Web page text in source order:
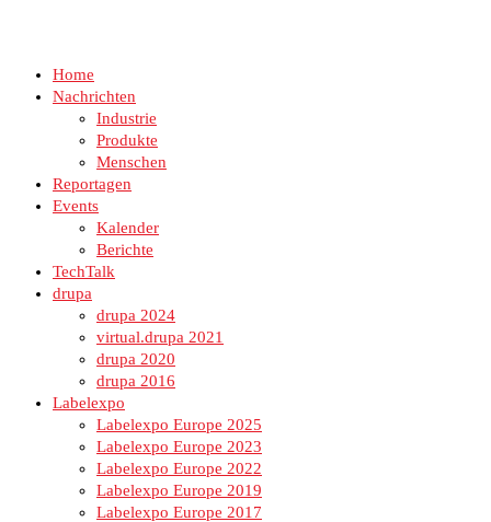
Home
Nachrichten
Industrie
Produkte
Menschen
Reportagen
Events
Kalender
Berichte
TechTalk
drupa
drupa 2024
virtual.drupa 2021
drupa 2020
drupa 2016
Labelexpo
Labelexpo Europe 2025
Labelexpo Europe 2023
Labelexpo Europe 2022
Labelexpo Europe 2019
Labelexpo Europe 2017